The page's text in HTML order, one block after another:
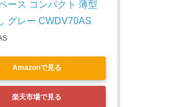
ース コンパクト 薄型
グレー CWDV70AS
Amazonで見る
楽天市場で見る